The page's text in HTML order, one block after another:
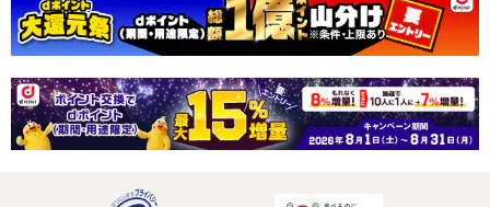
ー、全粉乳)(国内製造)、くるみ、アーモンド、カシューナッツ、マ
カダミアナッツ、ココアパウダー/乳化剤、香料、（一部に乳成分・
含む）
・アレルギー表示：乳成分・アーモンド・カシューナッツ・くる
み・大豆
・その他商品仕様：